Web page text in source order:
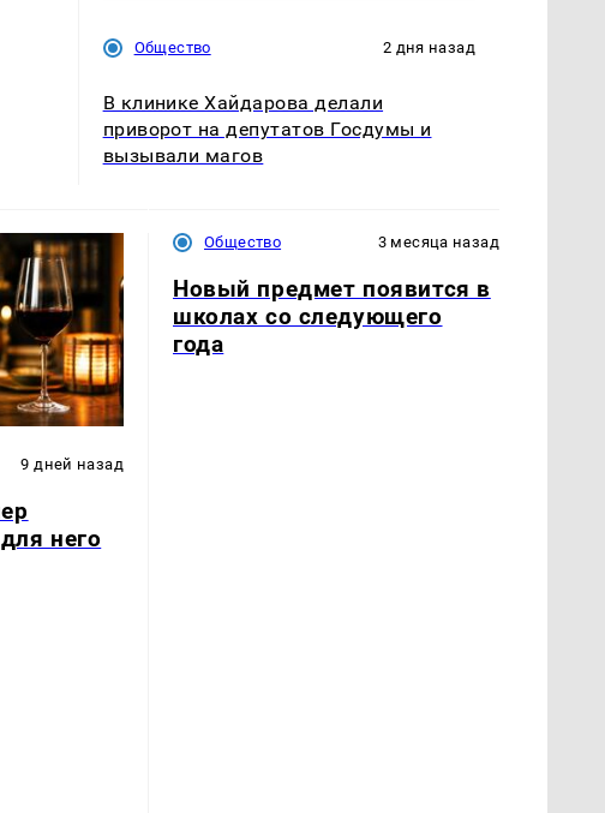
Общество 2 дня назад
В клинике Хайдарова делали
приворот на депутатов Госдумы и
вызывали магов
9 дней назад
него
Общество 3 месяца назад
Новый предмет появится в
школах со следующего
года